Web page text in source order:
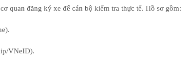
quan đăng ký xe để cán bộ kiểm tra thực tế. Hồ sơ gồm:
VNeID).